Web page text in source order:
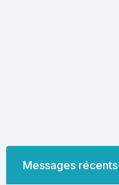
Messages récents